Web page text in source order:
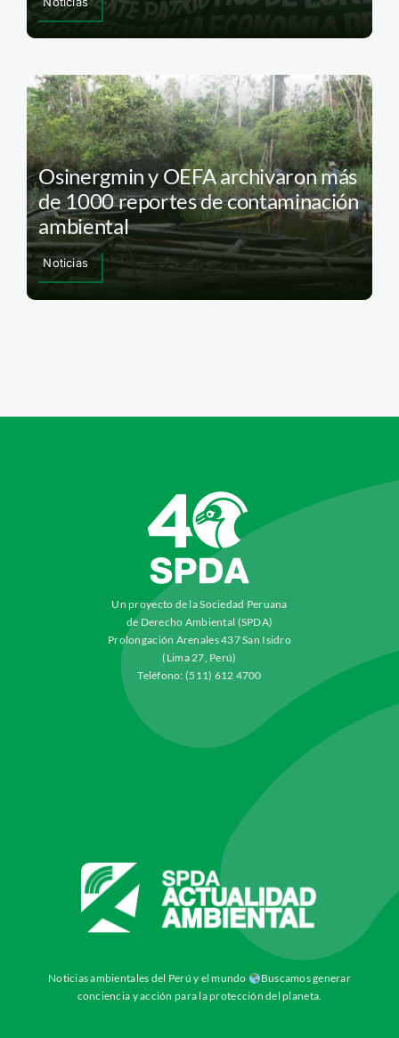
Osinergmin y OEFA archivaron más
de 1000 reportes de contaminación
ambiental
Noticias
Un proyecto de la Sociedad Peruana
de Derecho Ambiental (SPDA)
Prolongación Arenales 437 San Isidro
(Lima 27, Perú)
Teléfono: (511) 612 4700
Noticias ambientales del Perú y el mundo
Buscamos generar
conciencia y acción para la protección del planeta.